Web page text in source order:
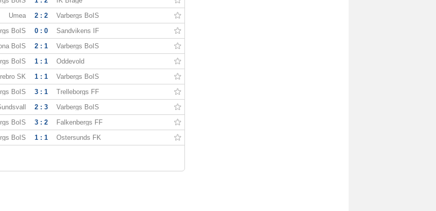
Umea 2 : 2 Varbergs BoIS
BoIS 0 : 0 Sandvikens IF
BoIS 2 : 1 Varbergs BoIS
BoIS 1 : 1 Oddevold
SK 1 : 1 Varbergs BoIS
BoIS 3 : 1 Trelleborgs FF
2 : 3 Varbergs BoIS
BoIS 3 : 2 Falkenbergs FF
BoIS 1 : 1 Ostersunds FK